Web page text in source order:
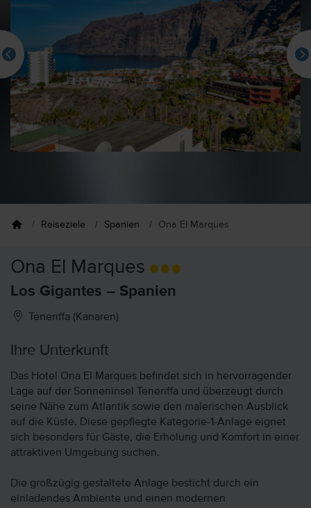
Reiseziele Spanien Ona El Marques
Ona El Marques
Los Gigantes – Spanien
Teneriffa (Kanaren)
Ihre Unterkunft
Das Hotel Ona El Marques befindet sich in hervorragender
Lage auf der Sonneninsel Teneriffa und überzeugt durch
seine Nähe zum Atlantik sowie den malerischen Ausblick
auf die Küste. Diese gepflegte Kategorie-1-Anlage eignet
sich besonders für Gäste, die Erholung und Komfort in einer
attraktiven Umgebung suchen.
Die großzügig gestaltete Anlage besticht durch ein
einladendes Ambiente und einen modernen